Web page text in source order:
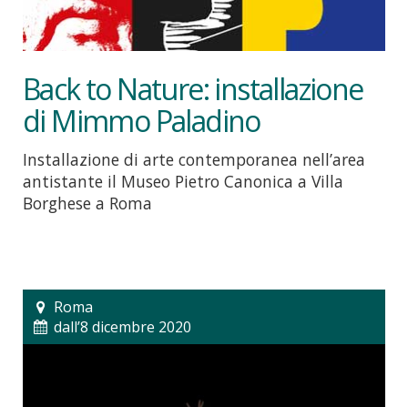
Back to Nature: installazione
di Mimmo Paladino
Installazione di arte contemporanea nell’area
antistante il Museo Pietro Canonica a Villa
Borghese a Roma
Roma
dall’8 dicembre 2020